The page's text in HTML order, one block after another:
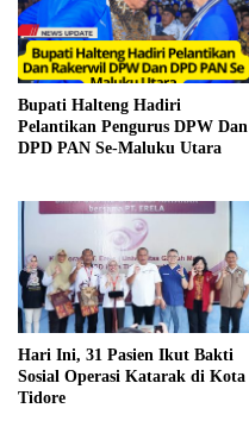
Bupati Halteng Hadiri
Pelantikan Pengurus DPW Dan
DPD PAN Se-Maluku Utara
Hari Ini, 31 Pasien Ikut Bakti
Sosial Operasi Katarak di Kota
Tidore